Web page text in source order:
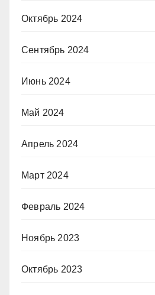
Октябрь 2024
Сентябрь 2024
Июнь 2024
Май 2024
Апрель 2024
Март 2024
Февраль 2024
Ноябрь 2023
Октябрь 2023